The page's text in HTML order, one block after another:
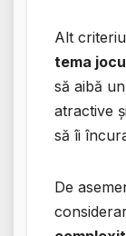
Alt
tema
să aibă
atractive
să îi
De